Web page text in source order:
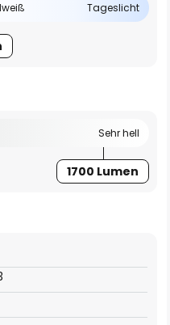
Tageslicht
Sehr hell
1700 Lumen